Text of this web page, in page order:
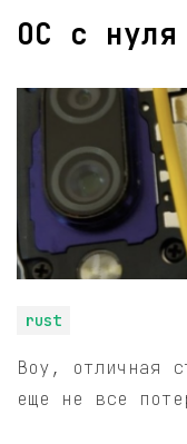
ОС с
rust
Воу, отличная
еще не все